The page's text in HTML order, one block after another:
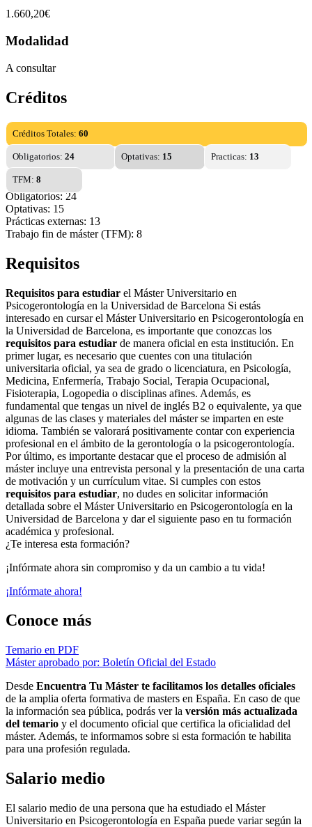
1.660,20€
Modalidad
A consultar
Créditos
Créditos Totales: 60
Obligatorios: 24 Optativas: 15 Practicas: 13
TFM: 8
Obligatorios: 24
Optativas: 15
Prácticas externas: 13
Trabajo fin de máster (TFM): 8
Requisitos
Requisitos para estudiar el Máster Universitario en
Psicogerontología en la Universidad de Barcelona Si estás
interesado en cursar el Máster Universitario en Psicogerontología en
la Universidad de Barcelona, es importante que conozcas los
requisitos para estudiar de manera oficial en esta institución. En
primer lugar, es necesario que cuentes con una titulación
universitaria oficial, ya sea de grado o licenciatura, en Psicología,
Medicina, Enfermería, Trabajo Social, Terapia Ocupacional,
Fisioterapia, Logopedia o disciplinas afines. Además, es
fundamental que tengas un nivel de inglés B2 o equivalente, ya que
algunas de las clases y materiales del máster se imparten en este
idioma. También se valorará positivamente contar con experiencia
profesional en el ámbito de la gerontología o la psicogerontología.
Por último, es importante destacar que el proceso de admisión al
máster incluye una entrevista personal y la presentación de una carta
de motivación y un currículum vitae. Si cumples con estos
requisitos para estudiar, no dudes en solicitar información
detallada sobre el Máster Universitario en Psicogerontología en la
Universidad de Barcelona y dar el siguiente paso en tu formación
académica y profesional.
¿Te interesa esta formación?
¡Infórmate ahora sin compromiso y da un cambio a tu vida!
¡Infórmate ahora!
Conoce más
Temario en PDF
Máster aprobado por: Boletín Oficial del Estado
Desde Encuentra Tu Máster te facilitamos los detalles oficiales
de la amplia oferta formativa de masters en España. En caso de que
la información sea pública, podrás ver la versión más actualizada
del temario y el documento oficial que certifica la oficialidad del
máster. Además, te informamos sobre si esta formación te habilita
para una profesión regulada.
Salario medio
El salario medio de una persona que ha estudiado el Máster
Universitario en Psicogerontología en España puede variar según la